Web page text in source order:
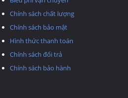
Chính sách chất lượng
Chính sách bảo mật
Hình thức thanh toán
Chính sách đổi trả
Chính sách bảo hành